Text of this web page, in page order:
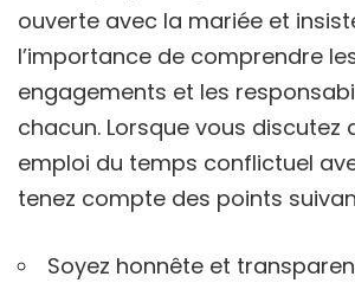
ouverte avec la mariée et
l’importance de comprendre
engagements et les
chacun. Lorsque vous discutez
emploi du temps conflictuel
tenez compte des points
Soyez honnête et